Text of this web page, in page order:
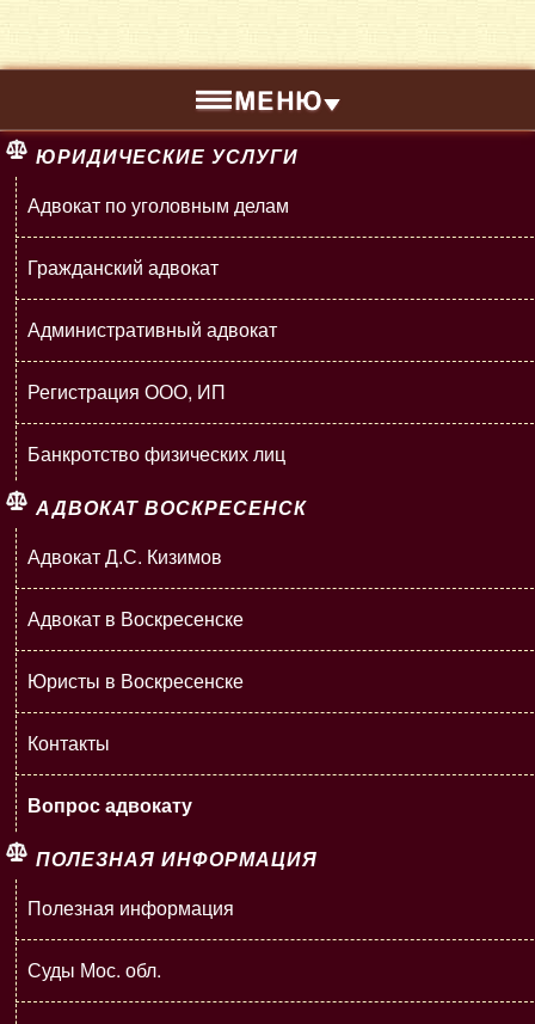
ЮРИДИЧЕСКИЕ УСЛУГИ
Адвокат по уголовным делам
Гражданский адвокат
Административный адвокат
Регистрация ООО, ИП
Банкротство физических лиц
АДВОКАТ ВОСКРЕСЕНСК
Адвокат Д.С. Кизимов
Адвокат в Воскресенске
Юристы в Воскресенске
Контакты
Вопрос адвокату
ПОЛЕЗНАЯ ИНФОРМАЦИЯ
Полезная информация
Суды Мос. обл.